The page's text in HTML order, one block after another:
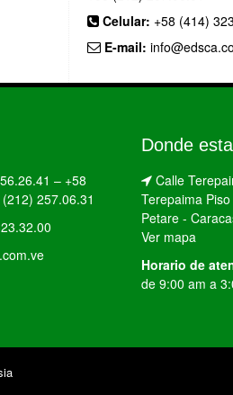
Celular: +58 (414)
E-mail:
– +58
257.06.31
Donde
Calle
Terepaima
Petare -
Ver mapa
Horario de
de 9:00 am a